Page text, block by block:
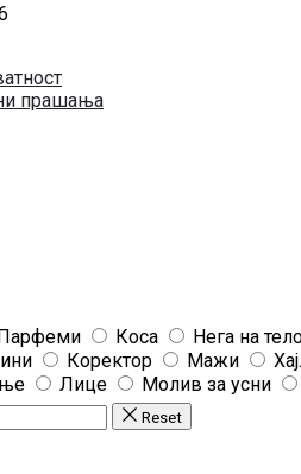
прашања
Парфеми Коса Нега на
Коректор Мажи
Лице Молив за усни
Reset